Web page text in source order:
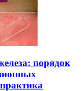
порядок